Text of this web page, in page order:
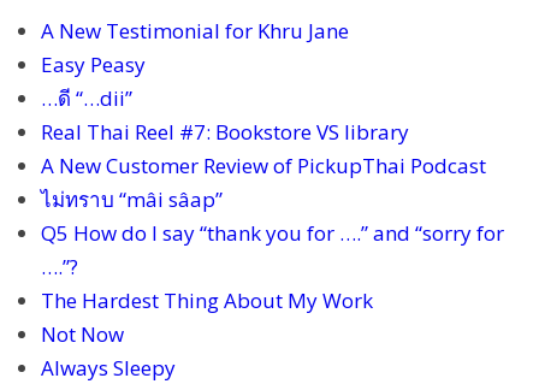
A New Testimonial for Khru Jane
Easy Peasy
…ดี “…dii”
Real Thai Reel #7: Bookstore VS library
A New Customer Review of PickupThai Podcast
ไม่ทราบ “mâi sâap”
Q5 How do I say “thank you for ….” and “sorry for
….”?
The Hardest Thing About My Work
Not Now
Always Sleepy